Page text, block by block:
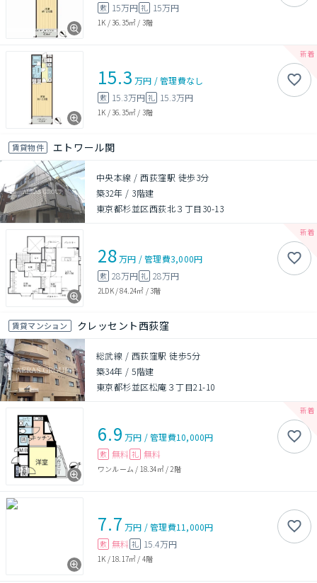
敷 15万円 礼 15万円
1K /36.35㎡ / 3階
15.3 万円 /管理費なし
敷 15.3万円 礼 15.3万円
1K /36.35㎡ / 3階
賃貸物件 エトワール関
中央本線 / 西荻窪駅 徒歩3分
築32年 / 3階建
東京都杉並区西荻北３丁目30-13
28万円 /管理費3,000円
敷 28万円 礼 28万円
2LDK/84.24㎡ /3階
賃貸マンション クレッセント西荻窪
総武線 / 西荻窪駅 徒歩5分
築34年 /5階建
東京都杉並区松庵３丁目21-10
6.9 万円 /管理費10,000円
敷 無料 礼 無料
ワンルーム / 18.34㎡/ 2階
7.7 万円 /管理費11,000円
敷 無料 礼 15.4万円
1K / 18.17㎡ / 4階